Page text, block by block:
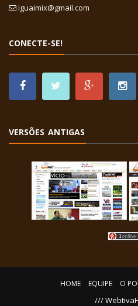
iguaimix@gmail.com
CONECTE-SE!
VERSÕES ANTIGAS
HOME EQUIPE O
///